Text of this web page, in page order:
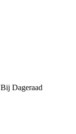
Dageraad